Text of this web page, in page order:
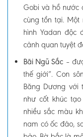
Gobi và hồ nước
cùng tồn tại.
hình Yadan độc
cảnh quan tuyệt
Bãi Ngũ Sắc –
thế giới”. Con
Băng Dương với
như cốt khúc
nhiều sắc màu
nam có ốc đảo,